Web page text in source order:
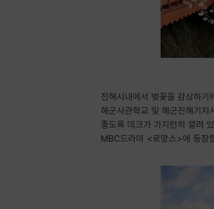
진해시내에서 벚꽃을 감상하기
해군사관학교 및 해군진해기지
좋도록 데크가 가지런히 깔려
MBC드라마 <로망스>에 등장